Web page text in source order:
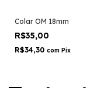
Colar OM 18mm
R$35,00
R$34,30 com Pix